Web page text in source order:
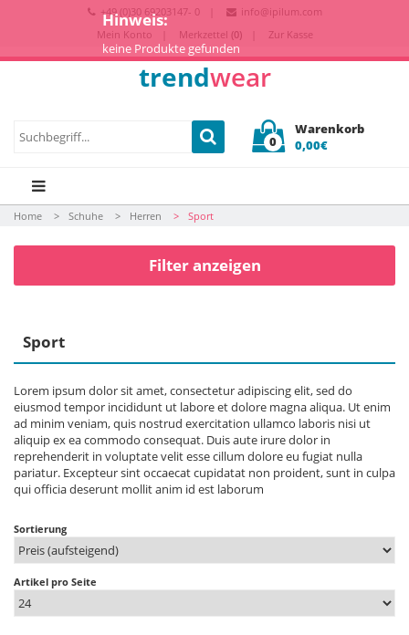
+49 (0)30 69203147- 0
info@ipilum.com
Mein Konto
Merkzettel (0) Zur Kasse
trendwear
0
Warenkorb
0,00€
Home Schuhe Herren Sport
Filter anzeigen
Sport
Lorem ipsum dolor sit amet, consectetur adipiscing elit, sed do
eiusmod tempor incididunt ut labore et dolore magna aliqua. Ut enim
ad minim veniam, quis nostrud exercitation ullamco laboris nisi ut
aliquip ex ea commodo consequat. Duis aute irure dolor in
reprehenderit in voluptate velit esse cillum dolore eu fugiat nulla
pariatur. Excepteur sint occaecat cupidatat non proident, sunt in culpa
qui officia deserunt mollit anim id est laborum
Sortierung
Artikel pro Seite
Hinweis:
keine Produkte gefunden